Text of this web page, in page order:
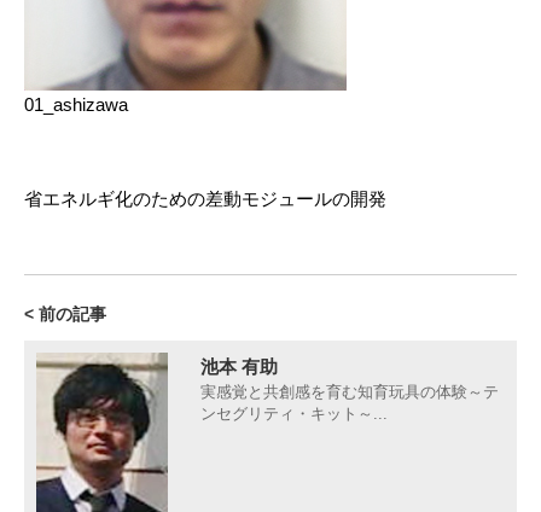
01_ashizawa
省エネルギ化のための差動モジュールの開発
< 前の記事
池本 有助
実感覚と共創感を育む知育玩具の体験～テ
ンセグリティ・キット～...